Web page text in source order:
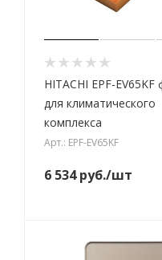
HITACHI EPF-EV65KF
для климатического
комплекса
Арт.: EPF-EV65KF
6 534руб./шт